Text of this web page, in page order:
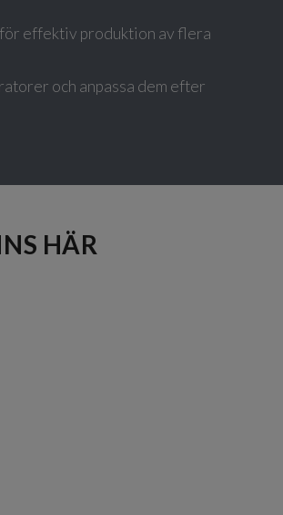
effektiv produktion av flera
och anpassa dem efter
HÄR